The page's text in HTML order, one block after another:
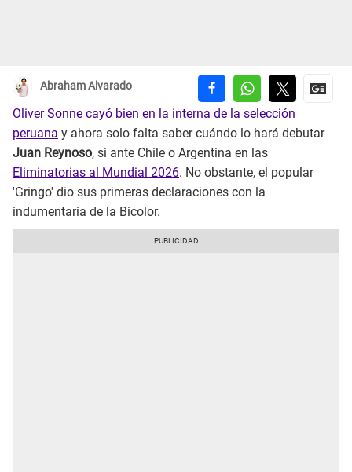
Abraham Alvarado
Oliver Sonne cayó bien en la interna de la selección
peruana y ahora solo falta saber cuándo lo hará debutar
Juan Reynoso, si ante Chile o Argentina en las
Eliminatorias al Mundial 2026. No obstante, el popular
'Gringo' dio sus primeras declaraciones con la
indumentaria de la Bicolor.